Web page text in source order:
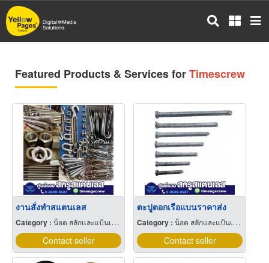
Skip
to
main
Featured Products & Services forTimescrew
งานสั่งทำสแตนเลส
Category : น็อต สลักและแป้นเกลียว
Contact seller
ตะปูตอกเรือแบนราคาส่ง
Category :น็อต สลักและแป้นเกลียว
Contact seller